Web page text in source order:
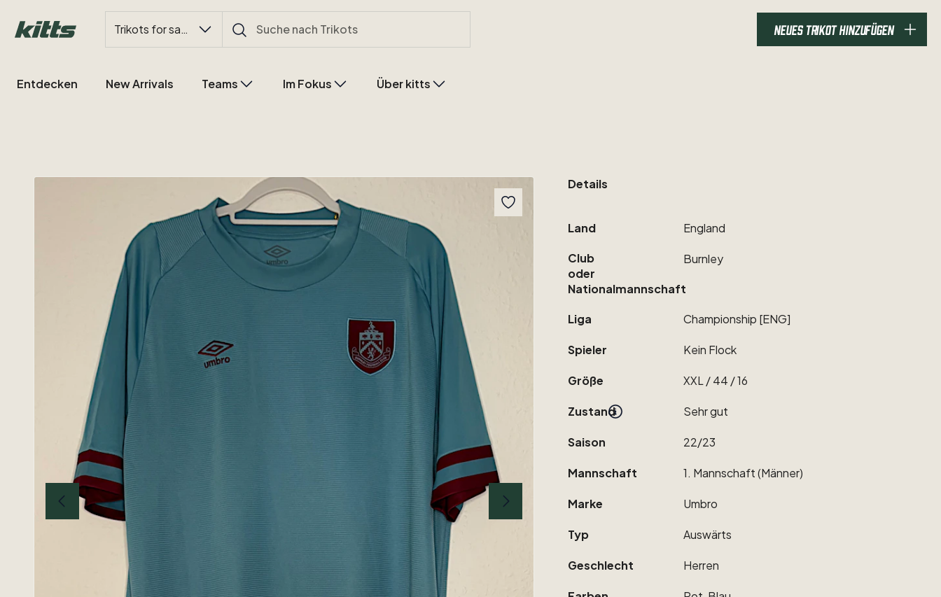
Trikots for sale NEUES TRIKOT HINZUFÜGEN
Entdecken New Arrivals Teams Im Fokus Über kitts
Details
Land England
Club
oder
Nationalmannschaft
Burnley
Liga Championship [ENG]
Spieler Kein Flock
Größe XXL ​/​44 ​/​16
Zustand Sehrgut
Saison 22​/​23
Mannschaft 1. Mannschaft(Männer)
Marke Umbro
Typ Auswärts
Geschlecht Herren